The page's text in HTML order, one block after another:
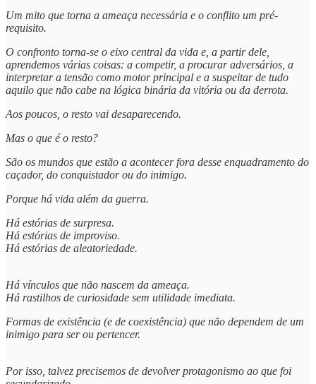
Um mito que torna a ameaça necessária e o conflito um pré-
requisito.
O confronto torna-se o eixo central da vida e, a partir dele,
aprendemos várias coisas: a competir, a procurar adversários, a
interpretar a tensão como motor principal e a suspeitar de tudo
aquilo que não cabe na lógica binária da vitória ou da derrota.
Aos poucos, o resto vai desaparecendo.
Mas o que é o resto?
São os mundos que estão a acontecer fora desse enquadramento do
caçador, do conquistador ou do inimigo.
Porque há vida além da guerra.
Há estórias de surpresa.
Há estórias de improviso.
Há estórias de aleatoriedade.
Há vínculos que não nascem da ameaça.
Há rastilhos de curiosidade sem utilidade imediata.
Formas de existência (e de coexistência) que não dependem de um
inimigo para ser ou pertencer.
Por isso, talvez precisemos de devolver protagonismo ao que foi